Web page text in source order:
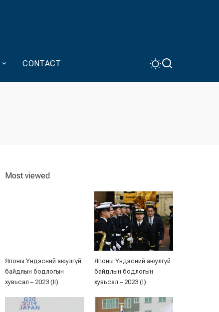
CONTACT
Most viewed
Японы Үндэсний аюулгүй
байдлын бодлогын
хувьсал – 2023 (II)
Японы Үндэсний аюулгүй
байдлын бодлогын
хувьсал – 2023 (I)